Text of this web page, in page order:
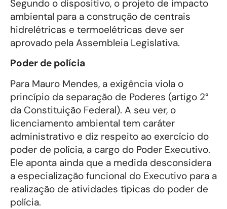
Segundo o dispositivo, o projeto de impacto
ambiental para a construção de centrais
hidrelétricas e termoelétricas deve ser
aprovado pela Assembleia Legislativa.
Poder de polícia
Para Mauro Mendes, a exigência viola o
princípio da separação de Poderes (artigo 2°
da Constituição Federal). A seu ver, o
licenciamento ambiental tem caráter
administrativo e diz respeito ao exercício do
poder de polícia, a cargo do Poder Executivo.
Ele aponta ainda que a medida desconsidera
a especialização funcional do Executivo para a
realização de atividades típicas do poder de
polícia.